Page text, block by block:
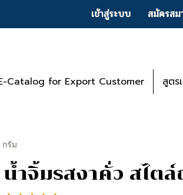
เข้าสู่ระบบ สมัครสม
Catalog for Export Customer สูตร
รัม
น้ำจิ้มรสงาคั่ว สไต